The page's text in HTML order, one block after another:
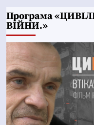
Програма
ВІЙНИ.»